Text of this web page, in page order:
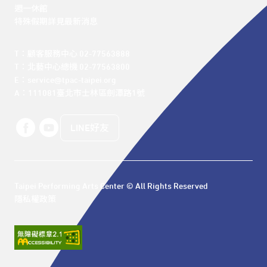
Taipei Performing Arts Center © All Rights Reserved